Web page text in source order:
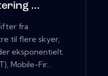
...
fra
til flere skyer,
eksponentielt.
Mobile-Fir...